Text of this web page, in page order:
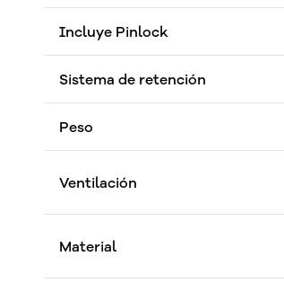
Incluye Pinlock
Sistema de retención
Peso
Ventilación
Material